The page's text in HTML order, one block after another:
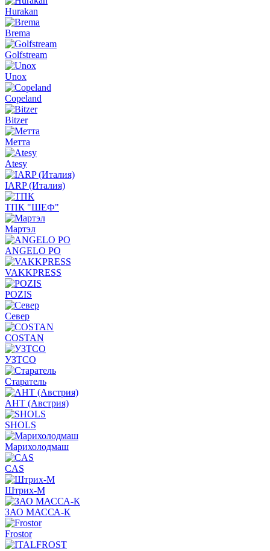
Hurakan
Brema
Golfstream
Unox
Copeland
Bitzer
Метта
Atesy
IARP (Италия)
ТПК "ШЕФ"
Мартэл
ANGELO PO
VAKKPRESS
POZIS
Север
COSTAN
УЗТСО
Старатель
АНТ (Австрия)
SHOLS
Марихолодмаш
CAS
Штрих-М
ЗАО МАССА-К
Frostor